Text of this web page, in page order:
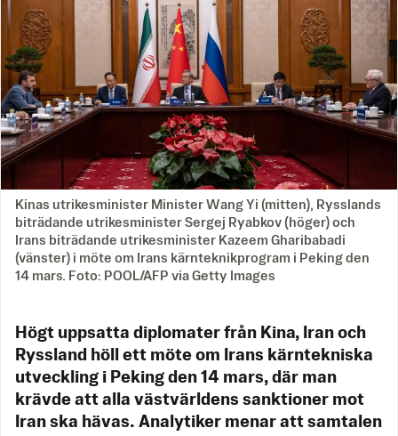
Kinas utrikesminister Minister Wang Yi (mitten), Rysslands
biträdande utrikesminister Sergej Ryabkov (höger) och
Irans biträdande utrikesminister Kazeem Gharibabadi
(vänster) i möte om Irans kärnteknikprogram i Peking den
14 mars. Foto: POOL/AFP via Getty Images
Högt uppsatta diplomater från Kina, Iran och
Ryssland höll ett möte om Irans kärntekniska
utveckling i Peking den 14 mars, där man
krävde att alla västvärldens sanktioner mot
Iran ska hävas. Analytiker menar att samtalen